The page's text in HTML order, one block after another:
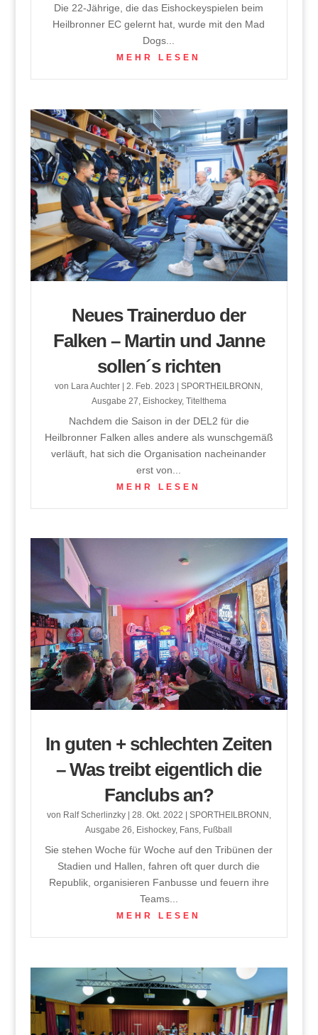
Die 22-Jährige, die das Eishockeyspielen beim
Heilbronner EC gelernt hat, wurde mit den Mad
Dogs...
MEHR LESEN
Neues Trainerduo der
Falken – Martin und Janne
sollen´s richten
von Lara Auchter | 2. Feb. 2023 |SPORTHEILBRONN
Ausgabe 27 Eishockey, Titelthema
Nachdem die Saison in der DEL2 für die
Heilbronner Falken alles andere als wunschgemäß
verläuft, hat sich die Organisation nacheinander
erst von...
MEHR LESEN
In guten + schlechten Zeiten
– Was treibt eigentlich die
Fanclubs an?
von Ralf Scherlinzky| 28. Okt. 2022 SPORTHEILBRONN ,
Ausgabe 26, Eishockey, Fans, Fußball
Sie stehen Woche für Woche auf den Tribünen der
Stadien und Hallen, fahren oft quer durch die
Republik, organisieren Fanbusse und feuern ihre
Teams...
MEHR LESEN